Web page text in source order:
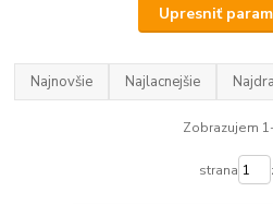
Upresniť
Najnovšie Najlacnejšie
Zobrazujem
strana